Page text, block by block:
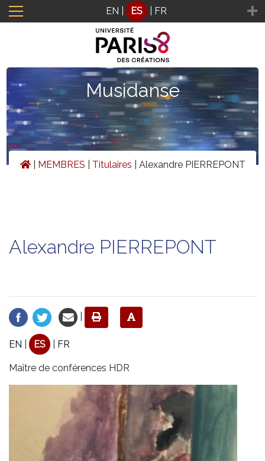
Panel de gestión de cookies
EN ES | FR
Musidanse
MEMBRES Titulaires Alexandre PIERREPONT
Alexandre PIERREPONT
EN ES FR
Maître de conférences HDR